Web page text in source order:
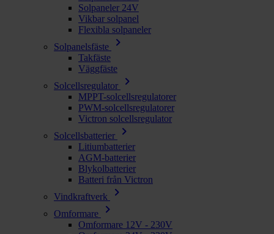
Solpaneler 24V
Vikbar solpanel
Flexibla solpaneler
Solpanelsfäste
chevron_right
Takfäste
Väggfäste
Solcellsregulator
chevron_right
MPPT-solcellsregulatorer
PWM-solcellsregulatorer
Victron solcellsregulator
Solcellsbatterier
chevron_right
Litiumbatterier
AGM-batterier
Blykolbatterier
Batteri från Victron
Vindkraftverk
chevron_right
Omformare chevron_right
Omformare 12V - 230V